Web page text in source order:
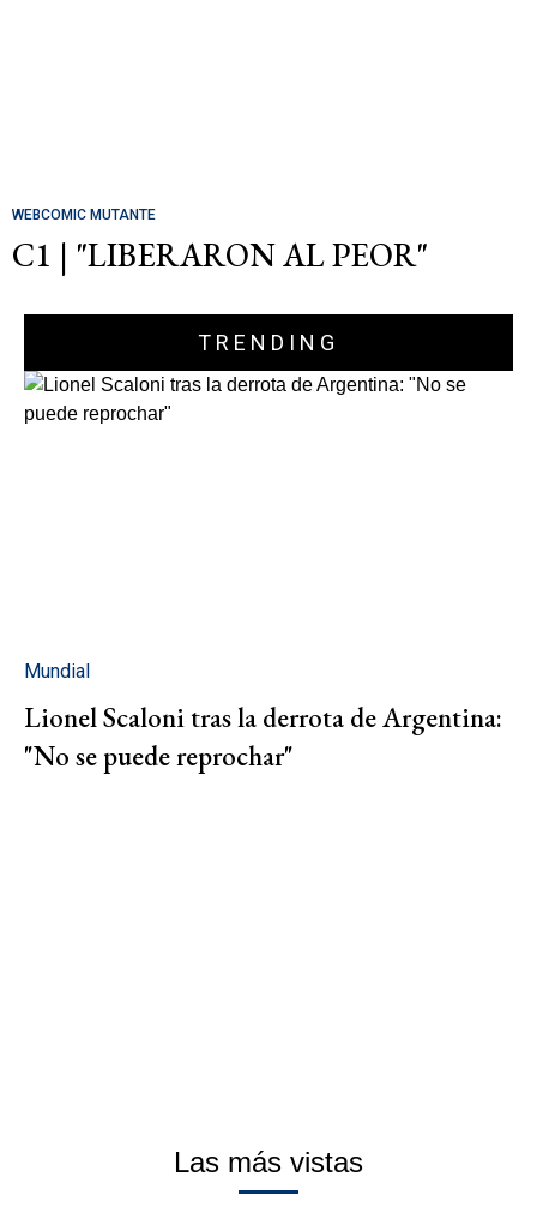
WEBCOMIC MUTANTE
C1 | "LIBERARON AL PEOR"
TRENDING
Mundial
Lionel Scaloni tras la derrota de Argentina:
"No se puede reprochar"
Las más vistas